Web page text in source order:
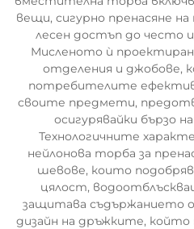
вещи, сигурно пренасяне
лесен достъп до често
Мисленото ѝ
отделения и джобове,
потребителите
своите предмети,
осигурявайки бързо
Технологичните
нейлонова торба за
шевове, които
цялост,
защитава съдържанието
дизайн на дръжките,